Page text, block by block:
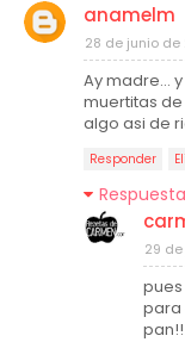
anamelm
28 de junio de
Ay madre...
muertitas de
algo asi de
Responder
29
para
pan!!